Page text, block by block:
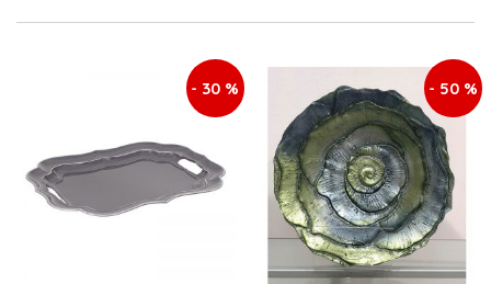
- 30 % - 50 %